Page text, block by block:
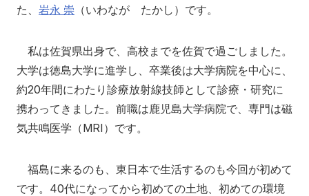
地域の方へ 来院の方（診療）へ
入学希望の方へ 在学生の方へ
教職員募集（採用情報） 取材・撮影申し込み
た、 岩永 崇 （いわなが たかし）です。
私は佐賀県出身で、高校までを佐賀で過ごしました。
大学は徳島大学に進学し、卒業後は大学病院を中心に、
約20年間にわたり診療放射線技師として診療・研究に
携わってきました。前職は鹿児島大学病院で、専門は磁
気共鳴医学（MRI）です。
福島に来るのも、東日本で生活するのも今回が初めて
です。40代になってから初めての土地、初めての環境